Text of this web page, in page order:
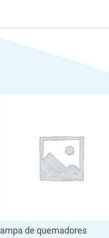
de quemadores